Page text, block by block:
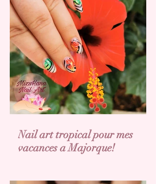
Nail art tropical pour mes
vacances a Majorque!